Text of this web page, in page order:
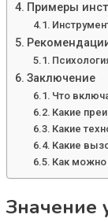
Примеры
Заключение
Что
Какие
Какие
Какие
Как можно
Значение